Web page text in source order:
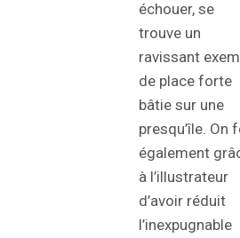
échouer, se
trouve un
ravissant
de place forte
bâtie sur une
presqu’île. On
également
à l’illustrateur
d’avoir réduit
l’inexpugnable